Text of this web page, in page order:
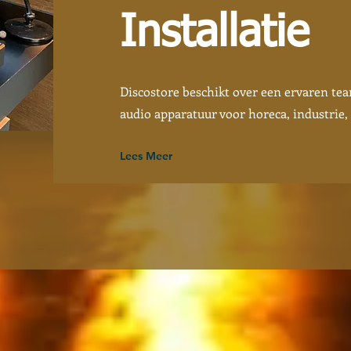
Installatie
Discostore beschikt over een ervaren
audio apparatuur voor horeca,
Lees Meer